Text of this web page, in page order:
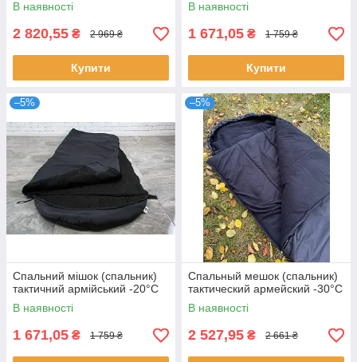
В наявності
2 820,55 ₴ 2 969 ₴
Купити
В наявності
1 671,05 ₴ 1 759 ₴
Купити
–5%
Спальний мішок (спальник)
тактичний армійський -20°C
В наявності
1 671,05 ₴ 1 759 ₴
–5%
Спальный мешок (спальник)
тактический армейский -30°C
В наявності
2 527,95 ₴ 2 661 ₴